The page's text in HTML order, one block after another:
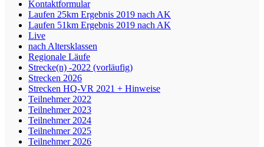
Kontaktformular
Laufen 25km Ergebnis 2019 nach AK
Laufen 51km Ergebnis 2019 nach AK
Live
nach Altersklassen
Regionale Läufe
Strecke(n) -2022 (vorläufig)
Strecken 2026
Strecken HQ-VR 2021 + Hinweise
Teilnehmer 2022
Teilnehmer 2023
Teilnehmer 2024
Teilnehmer 2025
Teilnehmer 2026